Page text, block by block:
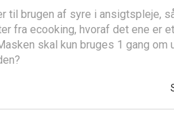
til brugen af syre i ansigtspleje,
fra ecooking, hvoraf det ene er
skal kun bruges 1 gang om